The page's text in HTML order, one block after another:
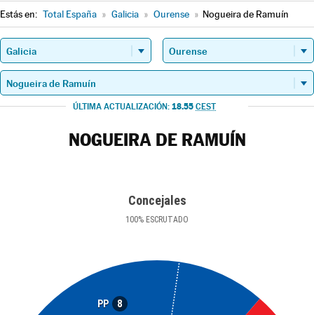
Estás en: Total España » Galicia » Ourense » Nogueira de Ramuín
ÚLTIMA ACTUALIZACIÓN: 18.55 CEST
NOGUEIRA DE RAMUÍN
Concejales
100% ESCRUTADO
PP 8